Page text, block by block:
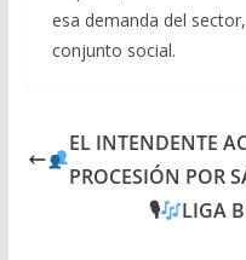
esa demanda del
conjunto social.
EL INTENDENTE
PROCESIÓN POR
🎙
LIGA